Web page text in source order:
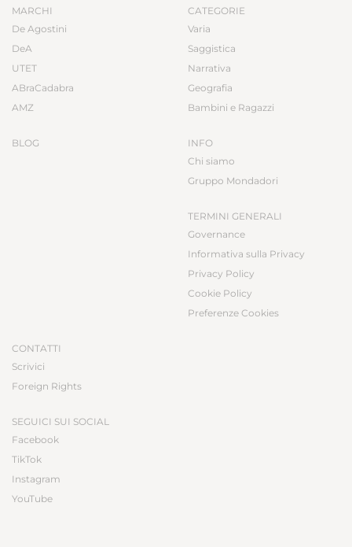
MARCHI
De Agostini
DeA
UTET
ABraCadabra
AMZ
BLOG
CATEGORIE
Varia
Saggistica
Narrativa
Geografia
Bambini e Ragazzi
INFO
Chi siamo
Gruppo Mondadori
TERMINI GENERALI
Governance
Informativa sulla Privacy
Privacy Policy
Cookie Policy
Preferenze Cookies
CONTATTI
Scrivici
Foreign Rights
SEGUICI SUI SOCIAL
Facebook
TikTok
Instagram
YouTube